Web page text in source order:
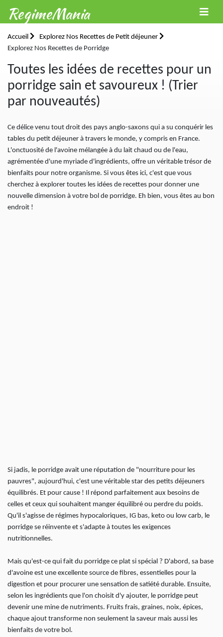
RegimeMania
Accueil
Explorez Nos Recettes de Petit déjeuner
Explorez Nos Recettes de Porridge
Toutes les idées de recettes pour un
porridge sain et savoureux ! (Trier
par nouveautés)
Ce délice venu tout droit des pays anglo-saxons qui a su conquérir les
tables du petit déjeuner à travers le monde, y compris en France.
L'onctuosité de l'avoine mélangée à du lait chaud ou de l'eau,
agrémentée d'une myriade d'ingrédients, offre un véritable trésor de
bienfaits pour notre organisme. Si vous êtes ici, c'est que vous
cherchez à explorer toutes les idées de recettes pour donner une
nouvelle dimension à votre bol de porridge. Eh bien, vous êtes au bon
endroit !
Si jadis, le porridge avait une réputation de "nourriture pour les
pauvres", aujourd'hui, c'est une véritable star des petits déjeuners
équilibrés. Et pour cause ! Il répond parfaitement aux besoins de
celles et ceux qui souhaitent manger équilibré ou perdre du poids.
Qu'il s'agisse de régimes hypocaloriques, IG bas, keto ou low carb, le
porridge se réinvente et s'adapte à toutes les exigences
nutritionnelles.
Mais qu'est-ce qui fait du porridge ce plat si spécial ? D'abord, sa base
d'avoine est une excellente source de fibres, essentielles pour la
digestion et pour procurer une sensation de satiété durable. Ensuite,
selon les ingrédients que l'on choisit d'y ajouter, le porridge peut
devenir une mine de nutriments. Fruits frais, graines, noix, épices,
chaque ajout transforme non seulement la saveur mais aussi les
bienfaits de votre bol.